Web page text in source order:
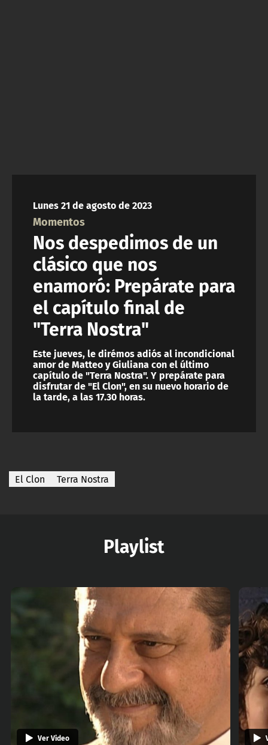
Lunes 21 de agosto de 2023
Momentos
Nos despedimos de un
clásico que nos
enamoró: Prepárate para
el capítulo final de
"Terra Nostra"
Este jueves, le dirémos adiós al incondicional
amor de Matteo y Giuliana con el último
capítulo de "Terra Nostra". Y prepárate para
disfrutar de "El Clon", en su nuevo horario de
la tarde, a las 17.30 horas.
El Clon Terra Nostra
Playlist
Ver Video